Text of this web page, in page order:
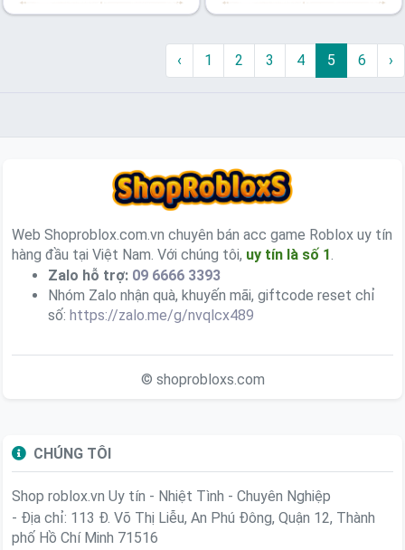
‹ 1 2 3 4 5 6 ›
Web Shoproblox.com.vn chuyên bán acc game Roblox uy tín
hàng đầu tại Việt Nam. Với chúng tôi, uy tín là số 1
Zalo hỗ trợ: 09 6666 3393
Nhóm Zalo nhận quà, khuyến mãi, giftcode reset chỉ
số: https://zalo.me/g/nvqlcx489
© shoprobloxs.com
CHÚNG TÔI
Shop roblox.vn Uy tín - Nhiệt Tình - Chuyên Nghiệp
- Địa chỉ: 113 Đ. Võ Thị Liễu, An Phú Đông, Quận 12, Thành
phố Hồ Chí Minh 71516